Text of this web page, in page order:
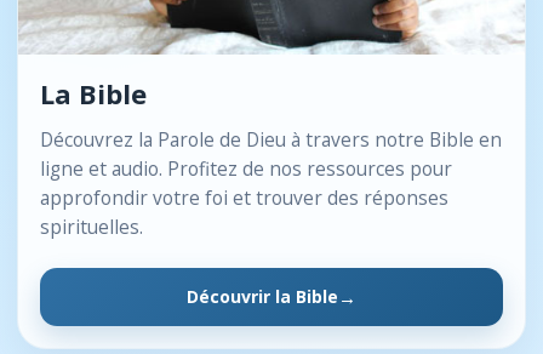
La Bible
Découvrez la Parole de Dieu à travers notre Bible en
ligne et audio. Profitez de nos ressources pour
approfondir votre foi et trouver des réponses
spirituelles.
Découvrir la Bible